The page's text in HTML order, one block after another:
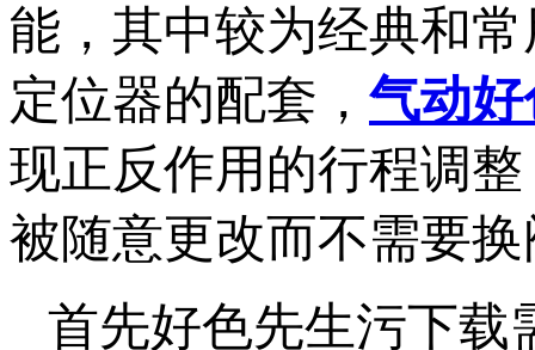
能，其中较为经典和
定位器的配套， 气动
现正反作用的行程调整
被随意更改而不需要换阀门
首先好色先生污下载